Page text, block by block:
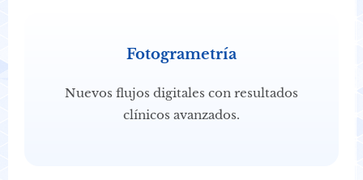
Fotogrametría
Nuevos flujos digitales con resultados
clínicos avanzados.